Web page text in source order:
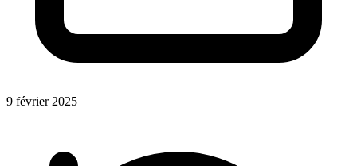
9 février 2025